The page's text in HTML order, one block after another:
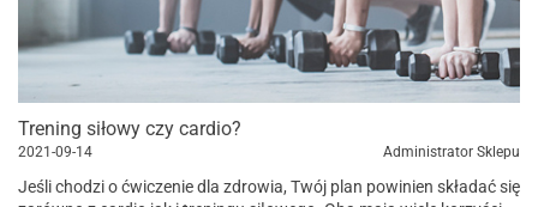
Trening siłowy czy cardio?
2021-09-14 Administrator Sklepu
Jeśli chodzi o ćwiczenie dla zdrowia, Twój plan powinien składać się